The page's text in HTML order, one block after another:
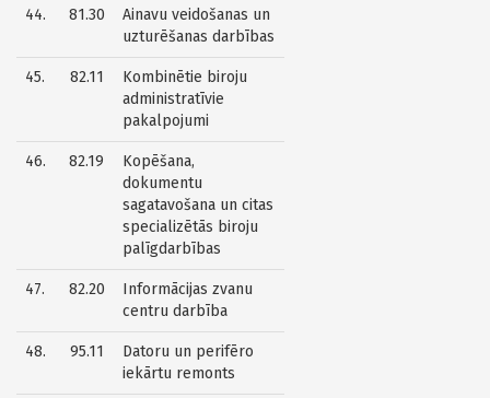
44. 81.30
Ainavu veidošanas un
uzturēšanas darbības
45. 82.11
Kombinētie biroju
administratīvie
pakalpojumi
46. 82.19
Kopēšana,
dokumentu
sagatavošana un citas
specializētās biroju
palīgdarbības
47. 82.20
Informācijas zvanu
centru darbība
48. 95.11
Datoru un perifēro
iekārtu remonts